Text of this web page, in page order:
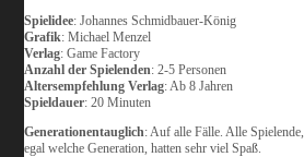
Spielidee: Johannes Schmidbauer-König
Grafik: Michael Menzel
Verlag: Game Factory
Anzahl der Spielenden: 2-5 Personen
Altersempfehlung Verlag: Ab 8 Jahren
Spieldauer: 20 Minuten
Generationentauglich: Auf alle Fälle. Alle Spielende,
egal welche Generation, hatten sehr viel Spaß.